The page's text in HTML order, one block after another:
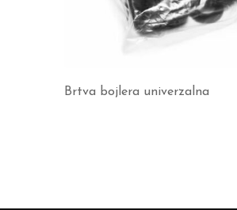
Brtva bojlera univerzalna